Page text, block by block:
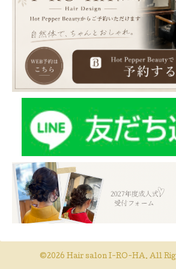
©2026 Hair salon I-RO-HA. All